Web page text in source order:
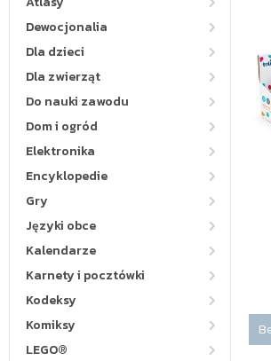
Dewocjonalia
Dla dzieci
Dla zwierząt
Do nauki zawodu
Dom i ogród
Elektronika
Encyklopedie
Gry
Języki obce
Kalendarze
Karnety i pocztówki
Kodeksy
Komiksy
LEGO®